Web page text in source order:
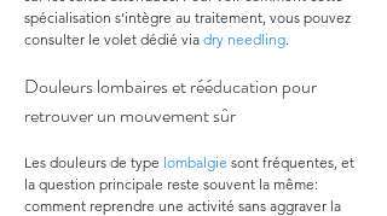
spécialisation s’intègre au traitement, vous pouvez
consulter le volet dédié via dry needling.
Douleurs lombaires et rééducation pour
retrouver un mouvement sûr
Les douleurs de type lombalgie sont fréquentes, et
la question principale reste souvent la même:
comment reprendre une activité sans aggraver la